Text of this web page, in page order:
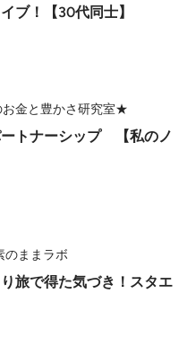
ブ！【30代同士】
お金と豊かさ研究室★
トナーシップ 【私のノ
のままラボ
旅で得た気づき！スタエ